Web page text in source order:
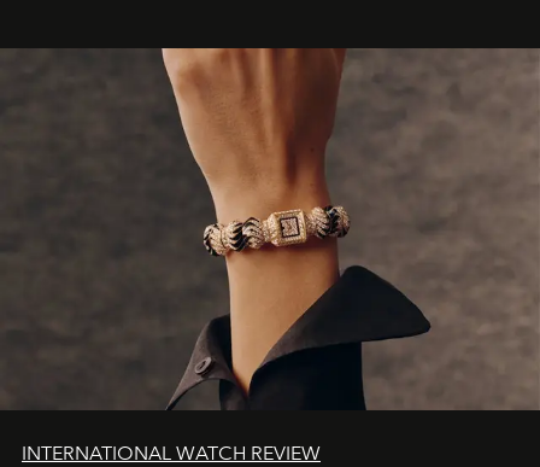
INTERNATIONAL WATCH REVIEW